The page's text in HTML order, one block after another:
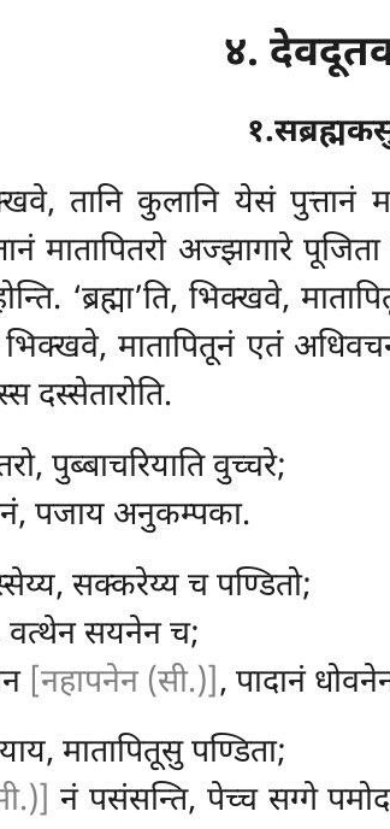
४.
तानि कुलानि येसं पुत्तानं
मातापितरो अज्झागारे पूजिता
‘ब्रह्मा’ति, भिक्खवे,
मातापितूनं एतं
दस्सेतारोति.
पुब्बाचरियाति वुच्चरे;
पजाय अनुकम्पका.
सक्करेय्य च पण्डितो;
वत्थेन सयनेन च;
[नहापनेन (सी.)], पादानं
मातापितूसु पण्डिता;
नं पसंसन्ति, पेच्च सग्गे